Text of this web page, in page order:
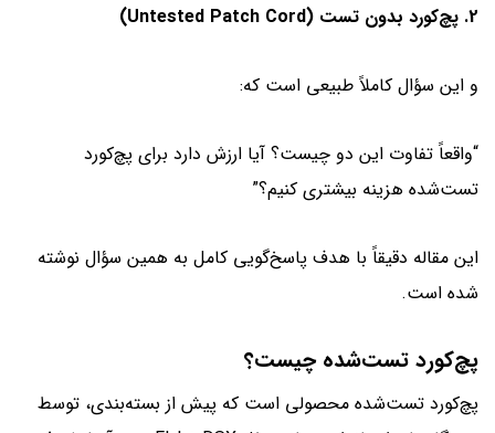
2. پچ‌کورد بدون تست (Untested Patch Cord)
و این سؤال کاملاً طبیعی است که:
“واقعاً تفاوت این دو چیست؟ آیا ارزش دارد برای پچ‌کورد
تست‌شده هزینه بیشتری کنیم؟”
این مقاله دقیقاً با هدف پاسخ‌گویی کامل به همین سؤال نوشته
شده است.
پچ‌کورد تست‌شده چیست؟
پچ‌کورد تست‌شده محصولی است که پیش از بسته‌بندی، توسط